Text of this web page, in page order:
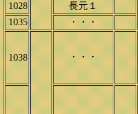
1028 長元１
1035 ・・・
1038 ・・・